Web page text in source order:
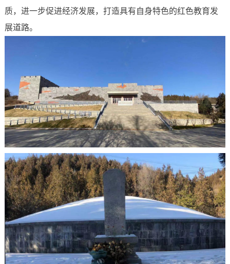
质，进一步促进经济发展，打造具有自身特色的红色教育发
展道路。